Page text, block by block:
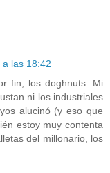
las 18:42
fin, los doghnuts. Mi
ni los industriales
alucinó (y eso que
estoy muy contenta
del millonario, los